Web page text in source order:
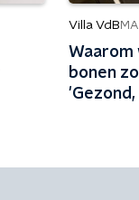
Villa VdB
Waarom
bonen